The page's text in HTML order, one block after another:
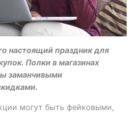
настоящий праздник для
Полки в магазинах
заманчивыми
могут быть фейковыми,